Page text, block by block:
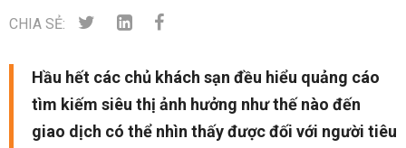
CHIA SẺ:
Hầu hết các chủ khách sạn đều hiểu quảng cáo
tìm kiếm siêu thị ảnh hưởng như thế nào đến
giao dịch có thể nhìn thấy được đối với người tiêu